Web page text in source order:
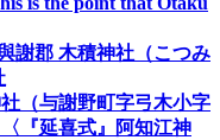
謝郡 木積神社（こつみ
（与謝野町字弓木小字
『延喜式』阿知江神